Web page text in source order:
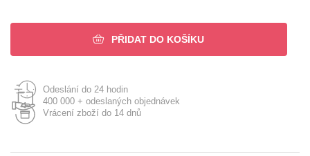
PŘIDAT DO KOŠÍKU
Odeslání do 24 hodin
400 000 + odeslaných objednávek
Vrácení zboží do 14 dnů